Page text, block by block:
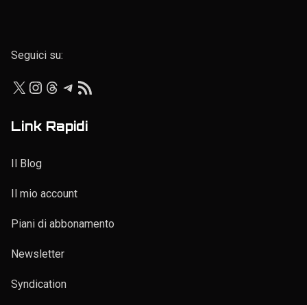
Seguici su:
X Instagram
Threads
Telegram
Link Rapidi
Il Blog
Il mio account
Piani di abbonamento
Newsletter
Syndication